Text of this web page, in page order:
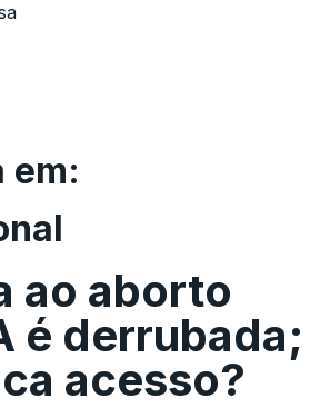
em:
ao aborto
é derrubada;
acesso?